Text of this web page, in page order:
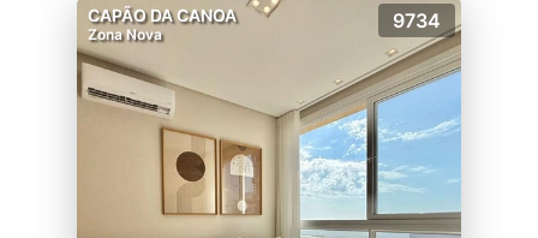
CAPÃO DA CANOA
Zona Nova
9734